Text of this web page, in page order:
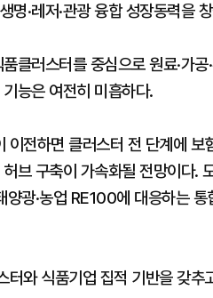
명·레저·관광 융합 성장동력을
클러스터를 중심으로 원료·가
능은 여전히 미흡하다.
이전하면 클러스터 전 단계에 보
브 구축이 가속화될 전망이다.
광·농업 RE100에 대응하는
터와 식품기업 집적 기반을 갖추